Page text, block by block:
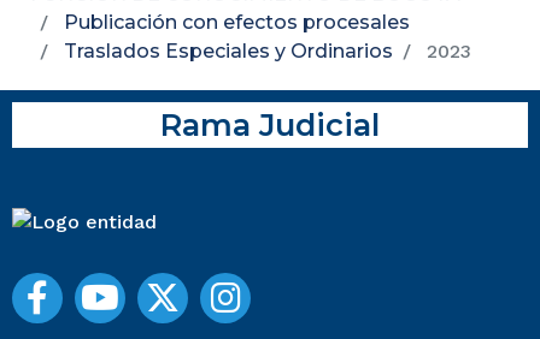
Publicación con efectos procesales
Traslados Especiales y Ordinarios
2023
Rama Judicial